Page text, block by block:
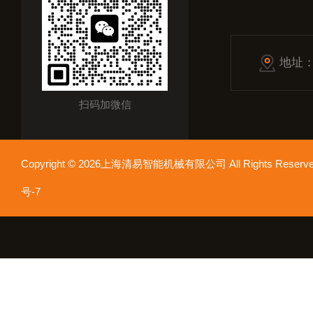
扫码加微信
地址
Copyright © 2026上海清易智能机械有限公司 All Rights
号-7